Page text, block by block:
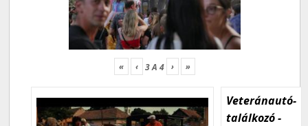
« ‹ 3A 4 › »
Veteránautó-
találkozó -